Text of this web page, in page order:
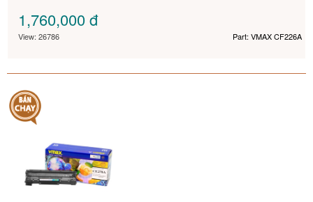
1,760,000đ
View: 26786 Part: VMAX CF226A